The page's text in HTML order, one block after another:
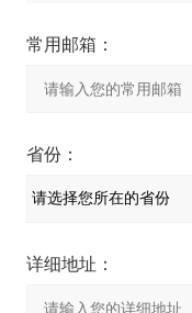
常用邮箱：
省份：
详细地址：